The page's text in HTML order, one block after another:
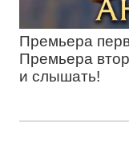
Премьера
Премьера
и слышать!